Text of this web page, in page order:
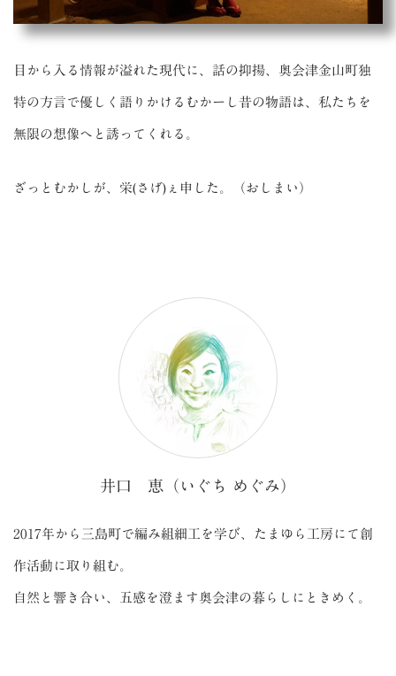
目から入る情報が溢れた現代に、話の抑揚、奥会津金山町独
特の方言で優しく語りかけるむかーし昔の物語は、私たちを
無限の想像へと誘ってくれる。
ざっとむかしが、栄(さげ)ぇ申した。（おしまい）
井口 恵（いぐち めぐみ）
2017年から三島町で編み組細工を学び、たまゆら工房にて創
作活動に取り組む。
自然と響き合い、五感を澄ます奥会津の暮らしにときめく。